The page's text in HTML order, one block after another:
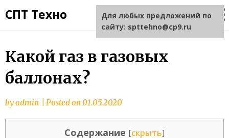
СПТ Техно
Какой газ в газовых
баллонах?
byadmin Posted on01.05.2020
Содержание [скрыть]
Для любых предложений по
сайту: spttehno@cp9.ru